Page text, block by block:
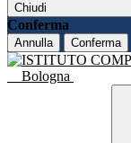
Chiudi
Conferma
Annulla Conferma
Bologna